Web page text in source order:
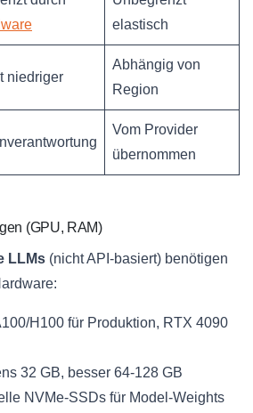
elastisch
niedriger
Abhängig von
Region
Vom Provider
übernommen
(GPU, RAM)
LLMs (nicht API-basiert) benötigen
H100 für Produktion, RTX 4090
32 GB, besser 64-128 GB
NVMe-SSDs für Model-Weights